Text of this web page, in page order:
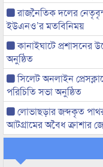
রাজনৈতিক দলের
ইউএনও’র মতবিনিময়
কানাইঘাটে প্রশাসনের
অনুষ্ঠিত
সিলেট অনলাইন
পরিচিতি সভা অনুষ্ঠিত
লোভাছড়ার জব্দকৃত
আটগ্রামের অবৈধ ক্রাশার